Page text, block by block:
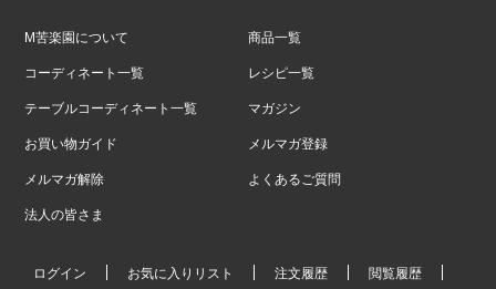
M苦楽園について 商品一覧
コーディネート一覧 レシピ一覧
テーブルコーディネート一覧 マガジン
お買い物ガイド メルマガ登録
メルマガ解除 よくあるご質問
法人の皆さま
ログイン お気に入りリスト 注文履歴 閲覧履歴